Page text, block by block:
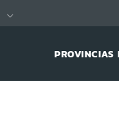
PROVINCIAS